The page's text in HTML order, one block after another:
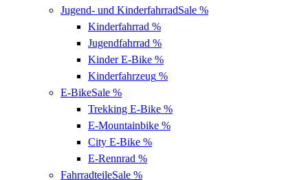
Jugend- und KinderfahrradSale %
Kinderfahrrad %
Jugendfahrrad %
Kinder E-Bike %
Kinderfahrzeug %
E-BikeSale %
Trekking E-Bike %
E-Mountainbike %
City E-Bike %
E-Rennrad %
FahrradteileSale %